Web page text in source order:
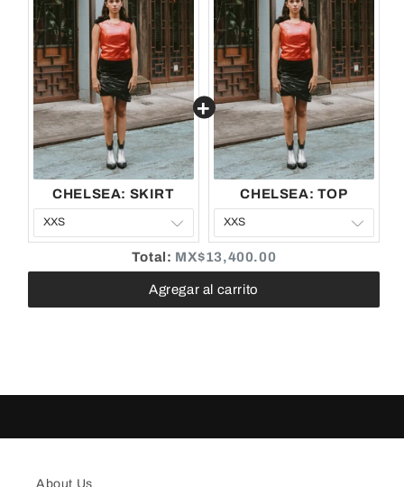
CHELSEA: SKIRT CHELSEA: TOP
Total: Discounted
price
MX$13,400.00
Agregar al carrito
About Us